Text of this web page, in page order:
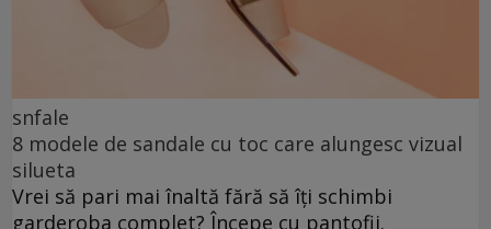
snfale
8 modele de sandale cu toc care alungesc vizual
silueta
Vrei să pari mai înaltă fără să îți schimbi
garderoba complet? Începe cu pantofii.